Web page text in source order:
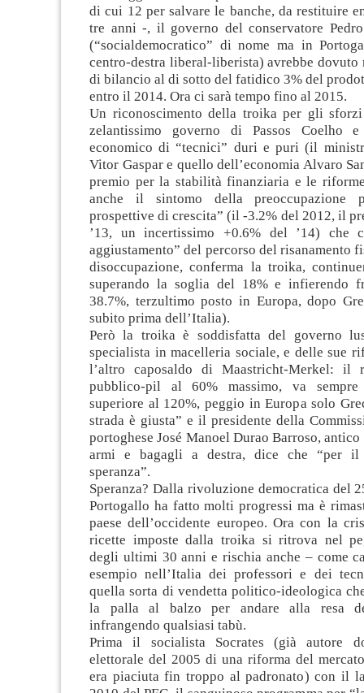
di cui 12 per salvare le banche, da restituire
tre anni -, il governo del conservatore Pedro
(“socialdemocratico” di nome ma in
centro-destra liberal-liberista) avrebbe
di bilancio al di sotto del fatidico 3% del
entro il 2014. Ora ci sarà tempo fino al 2015.
Un riconoscimento della troika per gli
zelantissimo governo di Passos Coelho
economico di “tecnici” duri e puri (il
Vitor Gaspar e quello dell’economia Alvaro
premio per la stabilità finanziaria e le
anche il sintomo della preoccupazione
prospettive di crescita” (il -3.2% del 2012, il
’13, un incertissimo +0.6% del ’14) che
aggiustamento” del percorso del risanamento
disoccupazione, conferma la troika,
superando la soglia del 18% e infierendo
38.7%, terzultimo posto in Europa, dopo
subito prima dell’Italia).
Però la troika è soddisfatta del governo
specialista in macelleria sociale, e delle sue
l’altro caposaldo di Maastricht-Merkel: il
pubblico-pil al 60% massimo, va
superiore al 120%, peggio in Europa solo
strada è giusta” e il presidente della
portoghese José Manoel Durao Barroso, antico
armi e bagagli a destra, dice che “per il
speranza”.
Speranza? Dalla rivoluzione democratica del
Portogallo ha fatto molti progressi ma è
paese dell’occidente europeo. Ora con la
ricette imposte dalla troika si ritrova nel
degli ultimi 30 anni e rischia anche – come
esempio nell’Italia dei professori e dei
quella sorta di vendetta politico-ideologica
la palla al balzo per andare alla resa
infrangendo qualsiasi tabù.
Prima il socialista Socrates (già autore
elettorale del 2005 di una riforma del
era piaciuta fin troppo al padronato) con il